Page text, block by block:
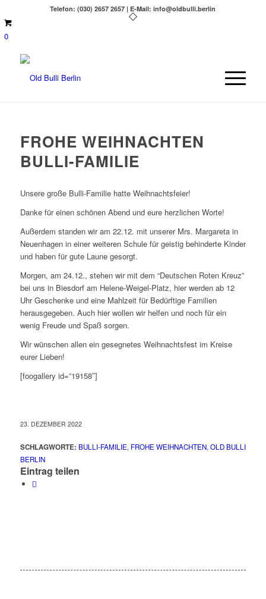
Telefon: (030) 2657 2657 | E-Mail: info@oldbulli.berlin
0
FROHE WEIHNACHTEN
BULLI-FAMILIE
Unsere große Bulli-Familie hatte Weihnachtsfeier!
Danke für einen schönen Abend und eure herzlichen Worte!
Außerdem standen wir am 22.12. mit unserer Mrs. Margareta in
Neuenhagen in einer weiteren Schule für geistig behinderte Kinder
und haben für gute Laune gesorgt.
Morgen, am 24.12., stehen wir mit dem “Deutschen Roten Kreuz”
bei uns in Biesdorf am Helene-Weigel-Platz, hier werden ab 12
Uhr Geschenke und eine Mahlzeit für Bedürftige Familien
herausgegeben. Auch hier wollen wir helfen und noch für ein
wenig Freude und Spaß sorgen.
Wir wünschen allen ein gesegnetes Weihnachtsfest im Kreise
eurer Lieben!
[foogallery id=”19158″]
23. DEZEMBER 2022
SCHLAGWORTE: BULLI-FAMILIE, FROHE WEIHNACHTEN,OLD BULLI
BERLIN
Eintrag teilen